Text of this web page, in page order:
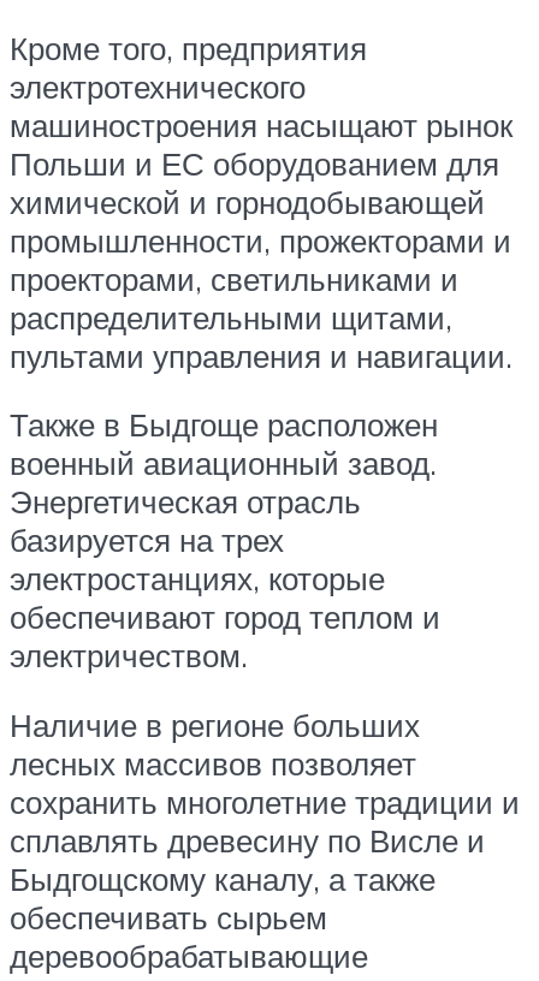
Кроме того, предприятия
электротехнического
машиностроения насыщают рынок
Польши и ЕС оборудованием для
химической и горнодобывающей
промышленности, прожекторами и
проекторами, светильниками и
распределительными щитами,
пультами управления и навигации.
Также в Быдгоще расположен
военный авиационный завод.
Энергетическая отрасль
базируется на трех
электростанциях, которые
обеспечивают город теплом и
электричеством.
Наличие в регионе больших
лесных массивов позволяет
сохранить многолетние традиции и
сплавлять древесину по Висле и
Быдгощскому каналу, а также
обеспечивать сырьем
деревообрабатывающие